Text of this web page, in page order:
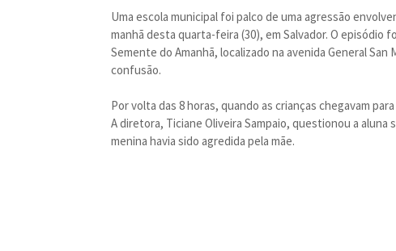
Uma escola municipal foi palco de uma agressão
manhã desta quarta-feira (30), em Salvador. O
Semente do Amanhã, localizado na avenida General
confusão.
Por volta das 8 horas, quando as crianças chegavam
A diretora, Ticiane Oliveira Sampaio, questionou a
menina havia sido agredida pela mãe.